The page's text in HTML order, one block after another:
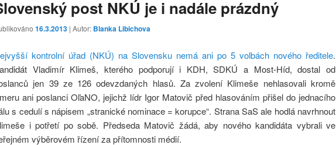
post NKÚ je i nadále prázdný
16.3.2013 | Autor: Blanka Libichova
kontrolní úřad (NKÚ) na Slovensku nemá ani po 5 volbách nového ředitele.
Vladimír Klimeš, kterého podporují i KDH, SDKÚ a Most-Híd, dostal od
jen 39 ze 126 odevzdaných hlasů. Za zvolení Klimeše nehlasovali kromě
ani poslanci OľaNO, jejichž lídr Igor Matovič před hlasováním přišel do jednacího
s cedulí s nápisem „stranické nominace = korupce“. Strana SaS ale hodlá navrhnout
i potřetí po sobě. Předseda Matovič žádá, aby nového kandidáta vybrali ve
výběrovém řízení za přítomnosti médií.